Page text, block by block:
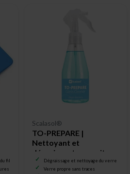
film pour vitrage
Scalasol®
TO-PREPARE |
Nettoyant et
dégraissant pour vitres
Dégraissage et nettoyage du verre
Verre propre sans traces